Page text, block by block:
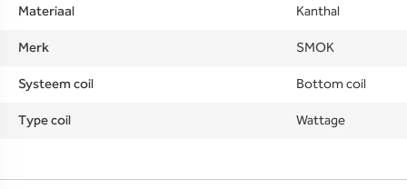
Materiaal
Kanthal
Merk
SMOK
Systeem coil
Bottom coil
Type coil
Wattage